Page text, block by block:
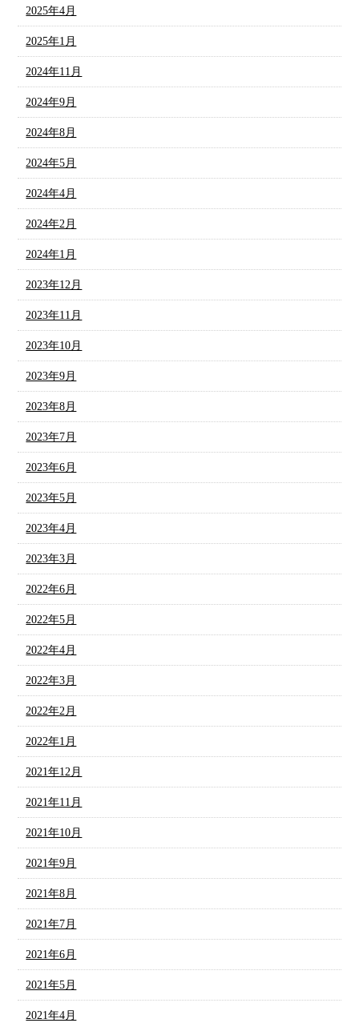
2025年4月
2025年1月
2024年11月
2024年9月
2024年8月
2024年5月
2024年4月
2024年2月
2024年1月
2023年12月
2023年11月
2023年10月
2023年9月
2023年8月
2023年7月
2023年6月
2023年5月
2023年4月
2023年3月
2022年6月
2022年5月
2022年4月
2022年3月
2022年2月
2022年1月
2021年12月
2021年11月
2021年10月
2021年9月
2021年8月
2021年7月
2021年6月
2021年5月
2021年4月